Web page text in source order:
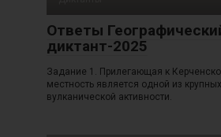
Ответы
диктант-2025
Задание 1. Прилегающая к
местность является одной из
вулканической активности.